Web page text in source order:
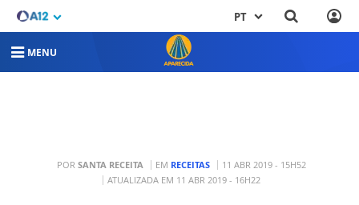
PT
MENU
POR SANTA RECEITA EM RECEITAS
11 ABR 2019 - 15H52
ATUALIZADA EM 11 ABR 2019 - 16H22